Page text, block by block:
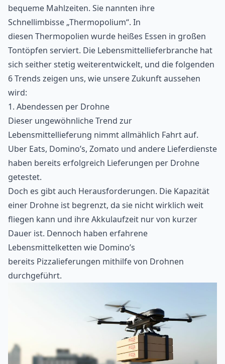
bequeme Mahlzeiten. Sie nannten ihre
Schnellimbisse „Thermopolium“. In
diesen Thermopolien wurde heißes Essen in großen
Tontöpfen serviert. Die Lebensmittellieferbranche hat
sich seither stetig weiterentwickelt, und die folgenden
6 Trends zeigen uns, wie unsere Zukunft aussehen
wird:
1. Abendessen per Drohne
Dieser ungewöhnliche Trend zur
Lebensmittellieferung nimmt allmählich Fahrt auf.
Uber Eats, Domino’s, Zomato und andere Lieferdienste
haben bereits erfolgreich Lieferungen per Drohne
getestet.
Doch es gibt auch Herausforderungen. Die Kapazität
einer Drohne ist begrenzt, da sie nicht wirklich weit
fliegen kann und ihre Akkulaufzeit nur von kurzer
Dauer ist. Dennoch haben erfahrene
Lebensmittelketten wie Domino’s
bereits Pizzalieferungen mithilfe von Drohnen
durchgeführt.